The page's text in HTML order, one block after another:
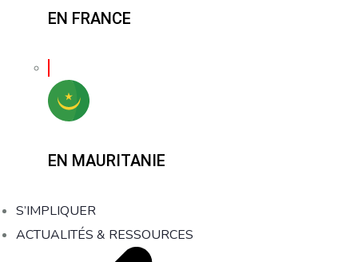
EN FRANCE
EN MAURITANIE
S’IMPLIQUER
ACTUALITÉS & RESSOURCES